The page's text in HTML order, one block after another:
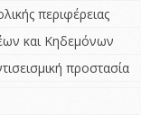
περιφέρειας
και Κηδεμόνων
προστασία